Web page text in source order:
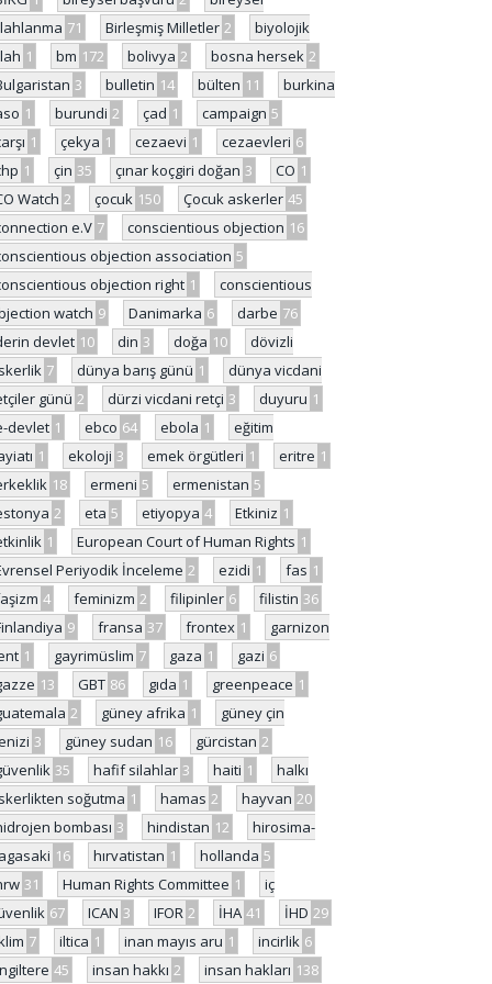
71 Birleşmiş Milletler 2
biyolojik
1 bm 172 bolivya 2 bosna hersek 2
3 bulletin 14 bülten 11
burkina
1 burundi 2 çad 1 campaign 5
1 çekya 1 cezaevi 1 cezaevleri 6
1 çin 35 çınar koçgiri doğan 3 CO 1
Watch 2 çocuk 150 Çocuk askerler 45
e.V 7 conscientious objection 16
objection association 5
objection right 1
conscientious
watch 9 Danimarka 6 darbe 76
devlet 10 din 3 doğa 10
dövizli
7 dünya barış günü 1
dünya vicdani
günü 2 dürzi vicdani retçi 3 duyuru 1
devlet 1 ebco 64 ebola 1
eğitim
1 ekoloji 3 emek örgütleri 1 eritre 1
18 ermeni 5 ermenistan 5
2 eta 5 etiyopya 4 Etkiniz 1
1 European Court of Human Rights 1
Periyodik İnceleme 2 ezidi 1 fas 1
4 feminizm 2 filipinler 6 filistin 36
9 fransa 37 frontex 1
garnizon
1 gayrimüslim 7 gaza 1 gazi 6
13 GBT 86 gıda 1 greenpeace 1
2 güney afrika 1
güney çin
3 güney sudan 16 gürcistan 2
35 hafif silahlar 3 haiti 1
halkı
soğutma 1 hamas 2 hayvan 20
bombası 3 hindistan 12
hirosima-
16 hırvatistan 1 hollanda 5
31 Human Rights Committee 1
iç
67 ICAN 3 IFOR 2 İHA 41 İHD 29
7 iltica 1 inan mayıs aru 1 incirlik 6
45 insan hakkı 2 insan hakları 138